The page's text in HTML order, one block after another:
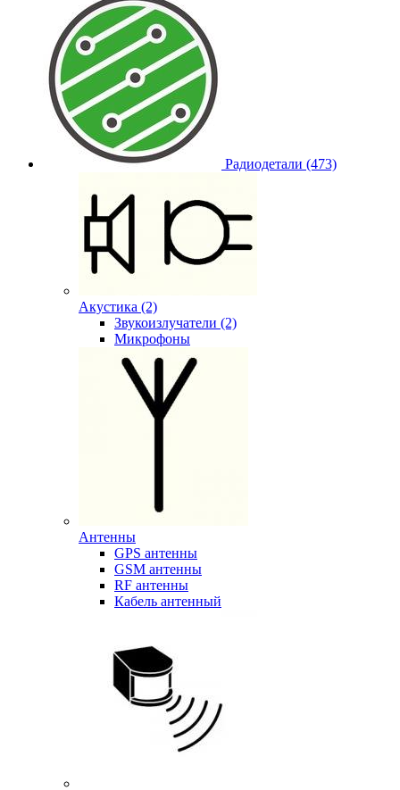
Радиодетали (473)
Акустика (2)
Звукоизлучатели (2)
Микрофоны
Антенны
GPS антенны
GSM антенны
RF антенны
Кабель антенный